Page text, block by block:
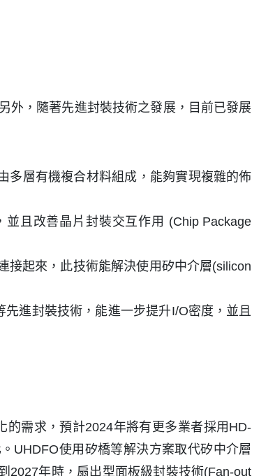
外，隨著先進封裝技術之發展，目前已發展
多層有機複合材料組成，能夠實現複雜的佈
且改善晶片封裝交互作用 (Chip Package
接起來，此技術能解決使用矽中介層(silicon
進封裝技術，能進一步提升I/O密度，並且
需求，預計2024年將有更多業者採用HD-
UHDFO使用矽橋等解決方案取代矽中介層
2027年時，扇出型面板級封裝技術(Fan-out